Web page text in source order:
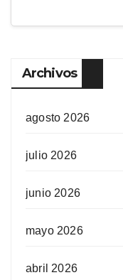
Archivos
agosto 2026
julio 2026
junio 2026
mayo 2026
abril 2026